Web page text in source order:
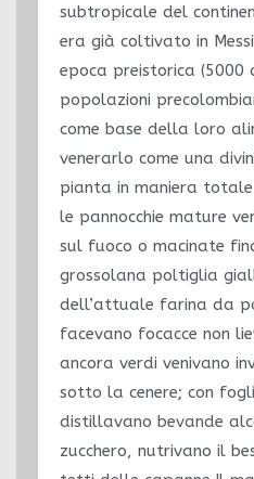
subtropicale del
era già coltivato in
epoca preistorica (5000
popolazioni
come base della loro
venerarlo come una
pianta in maniera
le pannocchie mature
sul fuoco o macinate
grossolana poltiglia
dell’attuale farina da
facevano focacce non
ancora verdi venivano
sotto la cenere; con
distillavano bevande
zucchero, nutrivano il